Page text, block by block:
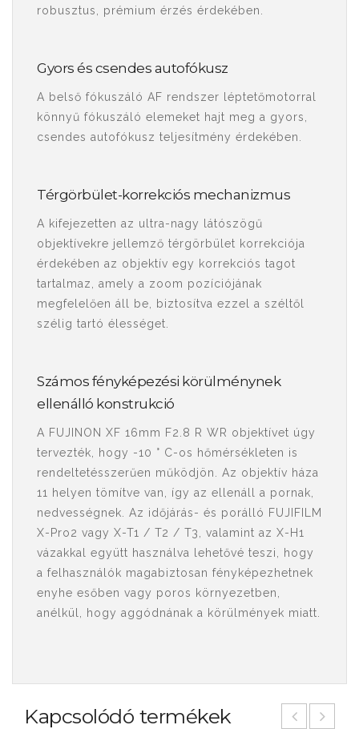
robusztus, prémium érzés érdekében.
Gyors és csendes autofókusz
A belső fókuszáló AF rendszer léptetőmotorral
könnyű fókuszáló elemeket hajt meg a gyors,
csendes autofókusz teljesítmény érdekében.
Térgörbület-korrekciós mechanizmus
A kifejezetten az ultra-nagy látószögű
objektívekre jellemző térgörbület korrekciója
érdekében az objektív egy korrekciós tagot
tartalmaz, amely a zoom pozíciójának
megfelelően áll be, biztosítva ezzel a széltől
szélig tartó élességet.
Számos fényképezési körülménynek
ellenálló konstrukció
A FUJINON XF 16mm F2.8 R WR objektívet úgy
tervezték, hogy -10 ° C-os hőmérsékleten is
rendeltetésszerűen működjön. Az objektív háza
11 helyen tömítve van, így az ellenáll a pornak,
nedvességnek. Az időjárás- és porálló FUJIFILM
X-Pro2 vagy X-T1 / T2 / T3, valamint az X-H1
vázakkal együtt használva lehetővé teszi, hogy
a felhasználók magabiztosan fényképezhetnek
enyhe esőben vagy poros környezetben,
anélkül, hogy aggódnának a körülmények miatt.
Kapcsolódó termékek